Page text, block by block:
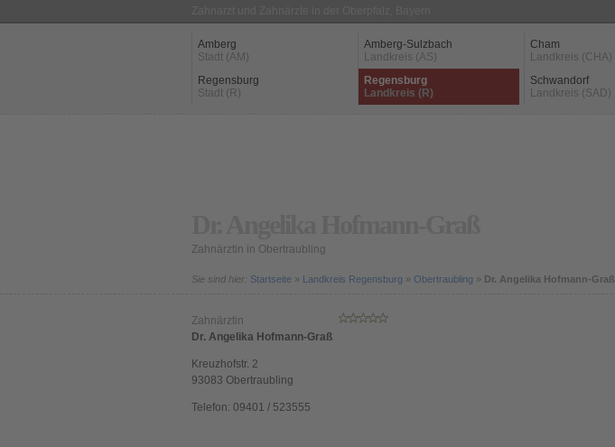
Amberg
Stadt (AM)
Amberg-Sulzbach
Landkreis (AS)
Cham
Landkreis (CHA)
Regensburg
Stadt (R)
Regensburg
Landkreis (R)
Schwandorf
Landkreis (SAD)
Zahnärztin in Obertraubling
Sie sind hier: Startseite » Landkreis Regensburg » Obertraubling » Dr. Angelika Hofmann-Graß
Zahnärztin
Dr. Angelika Hofmann-Graß
Kreuzhofstr. 2
93083 Obertraubling
Telefon: 09401 / 523555